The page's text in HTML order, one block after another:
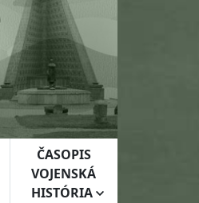
ČASOPIS
VOJENSKÁ
HISTÓRIA